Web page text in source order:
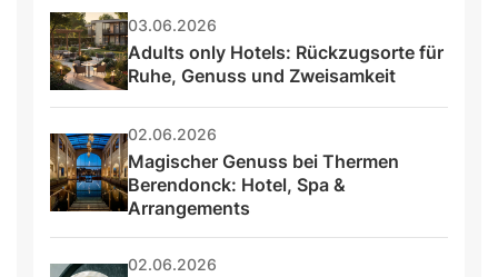
03.06.2026
Adults only Hotels: Rückzugsorte für
Ruhe, Genuss und Zweisamkeit
02.06.2026
Magischer Genuss bei Thermen
Berendonck: Hotel, Spa &
Arrangements
02.06.2026